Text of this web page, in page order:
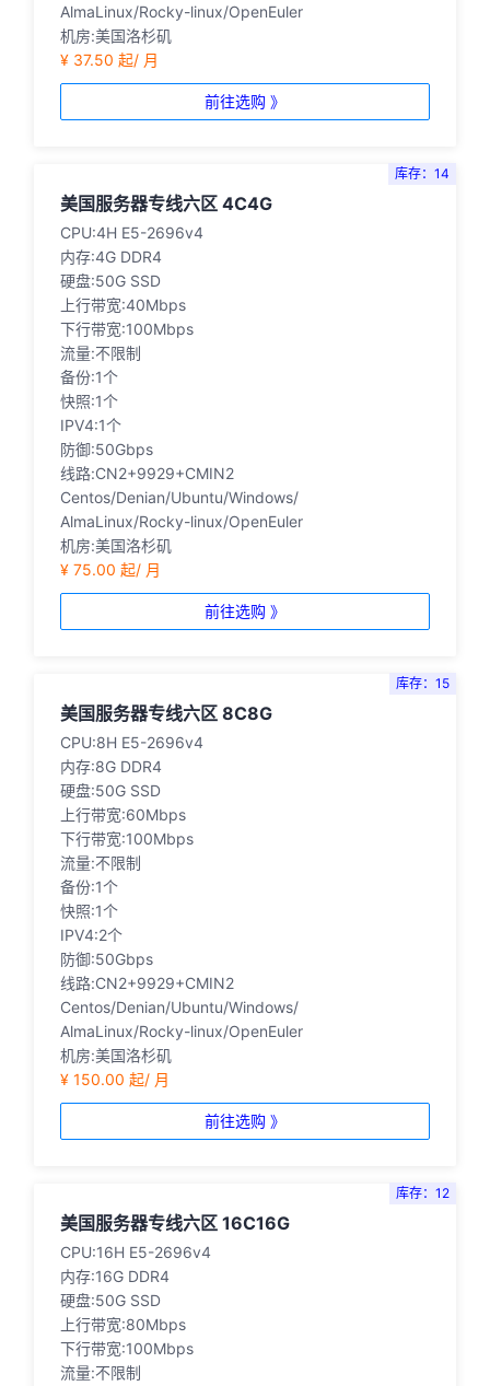
AlmaLinux/Rocky-linux/OpenEuler
机房:美国洛杉矶
¥ 37.50 起/ 月
前往选购 》
库存：14
美国服务器专线六区 4C4G
CPU:4H E5-2696v4
内存:4G DDR4
硬盘:50G SSD
上行带宽:40Mbps
下行带宽:100Mbps
流量:不限制
备份:1个
快照:1个
IPV4:1个
防御:50Gbps
线路:CN2+9929+CMIN2
Centos/Denian/Ubuntu/Windows/
AlmaLinux/Rocky-linux/OpenEuler
机房:美国洛杉矶
¥ 75.00 起/ 月
前往选购 》
库存：15
美国服务器专线六区 8C8G
CPU:8H E5-2696v4
内存:8G DDR4
硬盘:50G SSD
上行带宽:60Mbps
下行带宽:100Mbps
流量:不限制
备份:1个
快照:1个
IPV4:2个
防御:50Gbps
线路:CN2+9929+CMIN2
Centos/Denian/Ubuntu/Windows/
AlmaLinux/Rocky-linux/OpenEuler
机房:美国洛杉矶
¥ 150.00 起/ 月
前往选购 》
库存：12
美国服务器专线六区 16C16G
CPU:16H E5-2696v4
内存:16G DDR4
硬盘:50G SSD
上行带宽:80Mbps
下行带宽:100Mbps
流量:不限制